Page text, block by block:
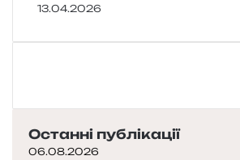
13.04.2026
Останні публікації
06.08.2026